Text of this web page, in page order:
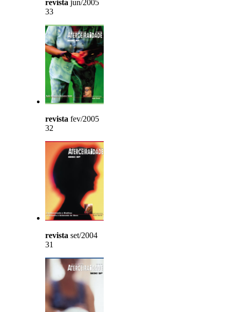
revista jun/2005
33
revista fev/2005
32
revista set/2004
31